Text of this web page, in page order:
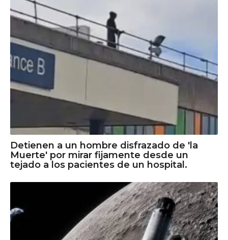
Detienen a un hombre disfrazado de 'la
Muerte' por mirar fijamente desde un
tejado a los pacientes de un hospital.